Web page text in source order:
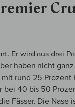
Er wird aus drei
haben nicht
rund 25 Prozent
bei 40 bis 50
Fässer. Die Nase